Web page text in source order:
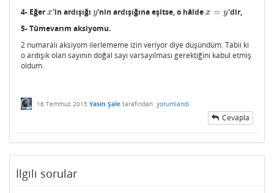
4- Eğerx
x'in ardışığı y
y'nin ardışığına eşitse, o hâldex = y
x= y
'dir,
5- Tümevarım aksiyomu.
2 numaralı aksiyom ilerlememe izin veriyor diye düşündüm. Tabii ki
o ardışık olan sayının doğal sayı varsayılması gerektiğini kabul etmiş
oldum.
16 Temmuz 2015 Yasin Şale tarafından yorumlandı
Cevapla
İlgili sorular